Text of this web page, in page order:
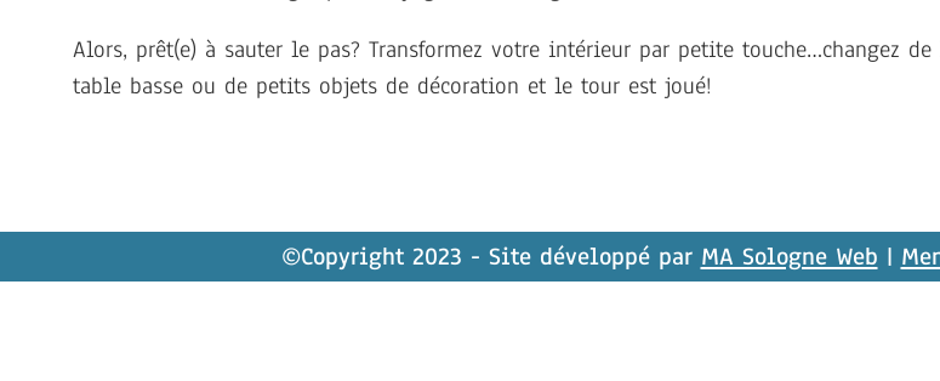
Alors, prêt(e) à sauter le pas? Transformez votre intérieur par petite touche…changez
table basse ou de petits objets de décoration et le tour est joué!
©Copyright 2023 - Site développé par MA Sologne Web |